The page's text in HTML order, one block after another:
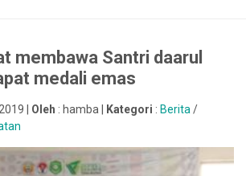
membawa Santri daarul
medali emas
| Oleh : hamba | Kategori : Berita /